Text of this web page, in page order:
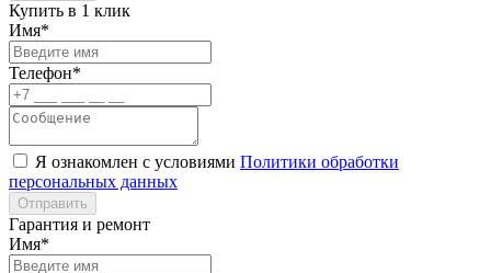
Купить в 1 клик
Имя*
Телефон*
Я ознакомлен с условиями Политики обработки
персональных данных
Отправить
Гарантия и ремонт
Имя*